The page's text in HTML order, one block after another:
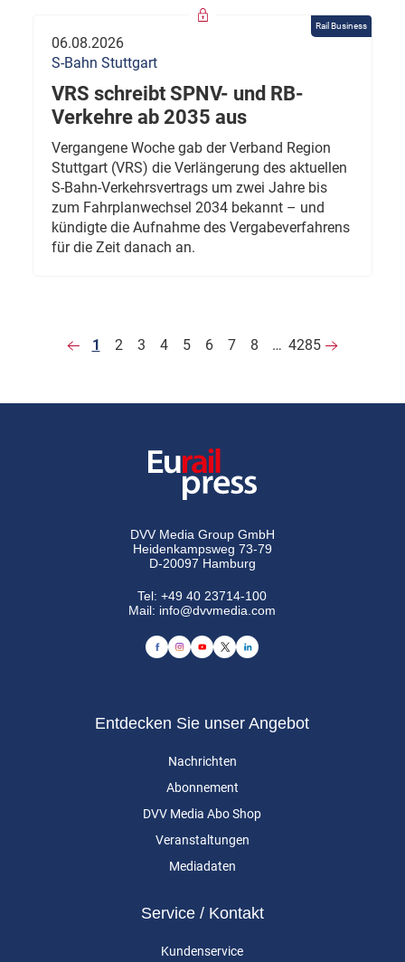
Rail Business
06.08.2026
S-Bahn Stuttgart
VRS schreibt SPNV- und RB-
Verkehre ab 2035 aus
Vergangene Woche gab der Verband Region
Stuttgart (VRS) die Verlängerung des aktuellen
S-Bahn-Verkehrsvertrags um zwei Jahre bis
zum Fahrplanwechsel 2034 bekannt – und
kündigte die Aufnahme des Vergabeverfahrens
für die Zeit danach an.
1 2 3 4 5 6 7 8 … 4285
DVV Media Group GmbH
Heidenkampsweg 73-79
D-20097 Hamburg
Tel:+49 40 23714-100
Mail: info@dvvmedia.com
Entdecken Sie unser Angebot
Nachrichten
Abonnement
DVV Media Abo Shop
Veranstaltungen
Mediadaten
Service / Kontakt
Kundenservice